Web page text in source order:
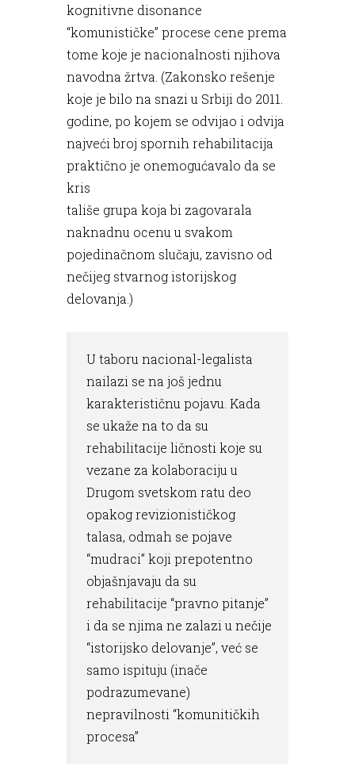
kognitivne disonance
“komunističke” procese cene prema
tome koje je nacionalnosti njihova
navodna žrtva. (Zakonsko rešenje
koje je bilo na snazi u Srbiji do 2011.
godine, po kojem se odvijao i odvija
najveći broj spornih rehabilitacija
praktično je onemogućavalo da se
kris
tališe grupa koja bi zagovarala
naknadnu ocenu u svakom
pojedinačnom slučaju, zavisno od
nečijeg stvarnog istorijskog
delovanja.)
U taboru nacional-legalista
nailazi se na još jednu
karakterističnu pojavu. Kada
se ukaže na to da su
rehabilitacije ličnosti koje su
vezane za kolaboraciju u
Drugom svetskom ratu deo
opakog revizionističkog
talasa, odmah se pojave
“mudraci” koji prepotentno
objašnjavaju da su
rehabilitacije “pravno pitanje”
i da se njima ne zalazi u nečije
“istorijsko delovanje”, već se
samo ispituju (inače
podrazumevane)
nepravilnosti “komunitičkih
procesa”